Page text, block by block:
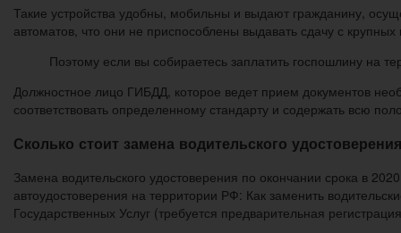
Такие устройства удобны, мобильны и выдают гражданину,
автоматов, что они не приспособлены выдавать сдачу с крупных
Поэтому если вы собираетесь заплатить госпошлину на
Должностное лицо ГИБДД, которое ведет прием документов
соответствовать определенному стандарту и содержать всю
Сколько стоит замена водительского
Замена водительского удостоверения по окончании срока в
автоудостоверения на территории РФ: Как заменить
Государственных Услуг (требуется предварительная